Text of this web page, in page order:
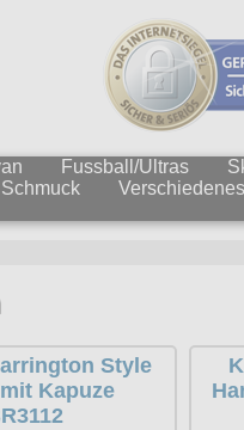
Fussball/Ultras
Schmuck Verschiedenes
Style
Kapuze